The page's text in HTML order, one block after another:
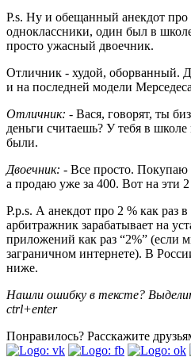
P.s. Ну и обещанный анекдот
одноклассники, один был в
просто ужасный двоечник.
Отличник - худой, оборванный.
и на последней модели
Отличник: - Вася, говорят, ты
деньги считаешь? У тебя в
были.
Двоечник: - Все просто. Покупаю
а продаю уже за 400. Вот на эти
P.p.s. А анекдот про 2 % как раз
арбитражник зарабатывает на
приложений как раз “2%” (если
заграничном интернете). В
ниже.
Нашли ошибку в тексте?
ctrl+enter
Понравилось? Расскажите